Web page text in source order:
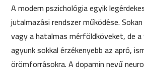
A modern pszichológia egyik
jutalmazási rendszer működése.
vagy a hatalmas mérföldköveket, de
agyunk sokkal érzékenyebb az apró,
örömforrásokra. A dopamin nevű